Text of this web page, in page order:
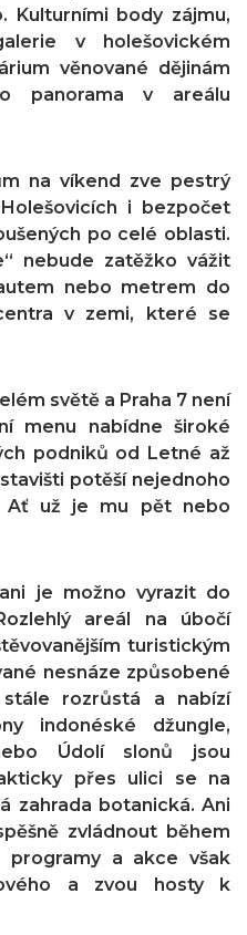
Kulturními body zájmu,
v holešovickém
věnované dějinám
panorama v areálu
na víkend zve pestrý
i bezpočet
po celé oblasti.
nebude zatěžko vážit
nebo metrem do
v zemi, které se
světě a Praha 7 není
menu nabídne široké
podniků od Letné až
potěší nejednoho
Ať už je mu pět nebo
je možno vyrazit do
areál na úbočí
turistickým
nesnáze způsobené
rozrůstá a nabízí
indonéské džungle,
Údolí slonů jsou
přes ulici se na
zahrada botanická. Ani
zvládnout během
programy a akce však
a zvou hosty k